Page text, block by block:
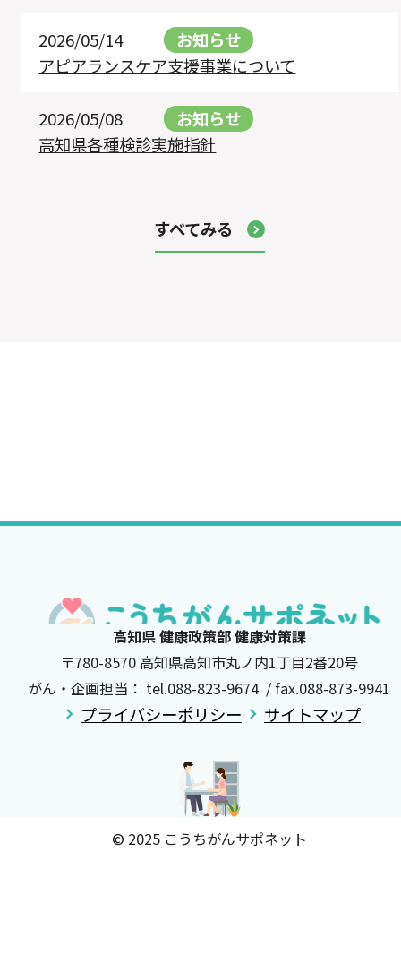
2026/05/14
お知らせ
アピアランスケア支援事業について
2026/05/08
お知らせ
高知県各種検診実施指針
すべてみる
高知県 健康政策部 健康対策課
〒780-8570 高知県高知市丸ノ内1丁目2番20号
がん・企画担当： tel.088-823-9674 / fax.088-873-9941
プライバシーポリシー サイトマップ
© 2025 こうちがんサポネット